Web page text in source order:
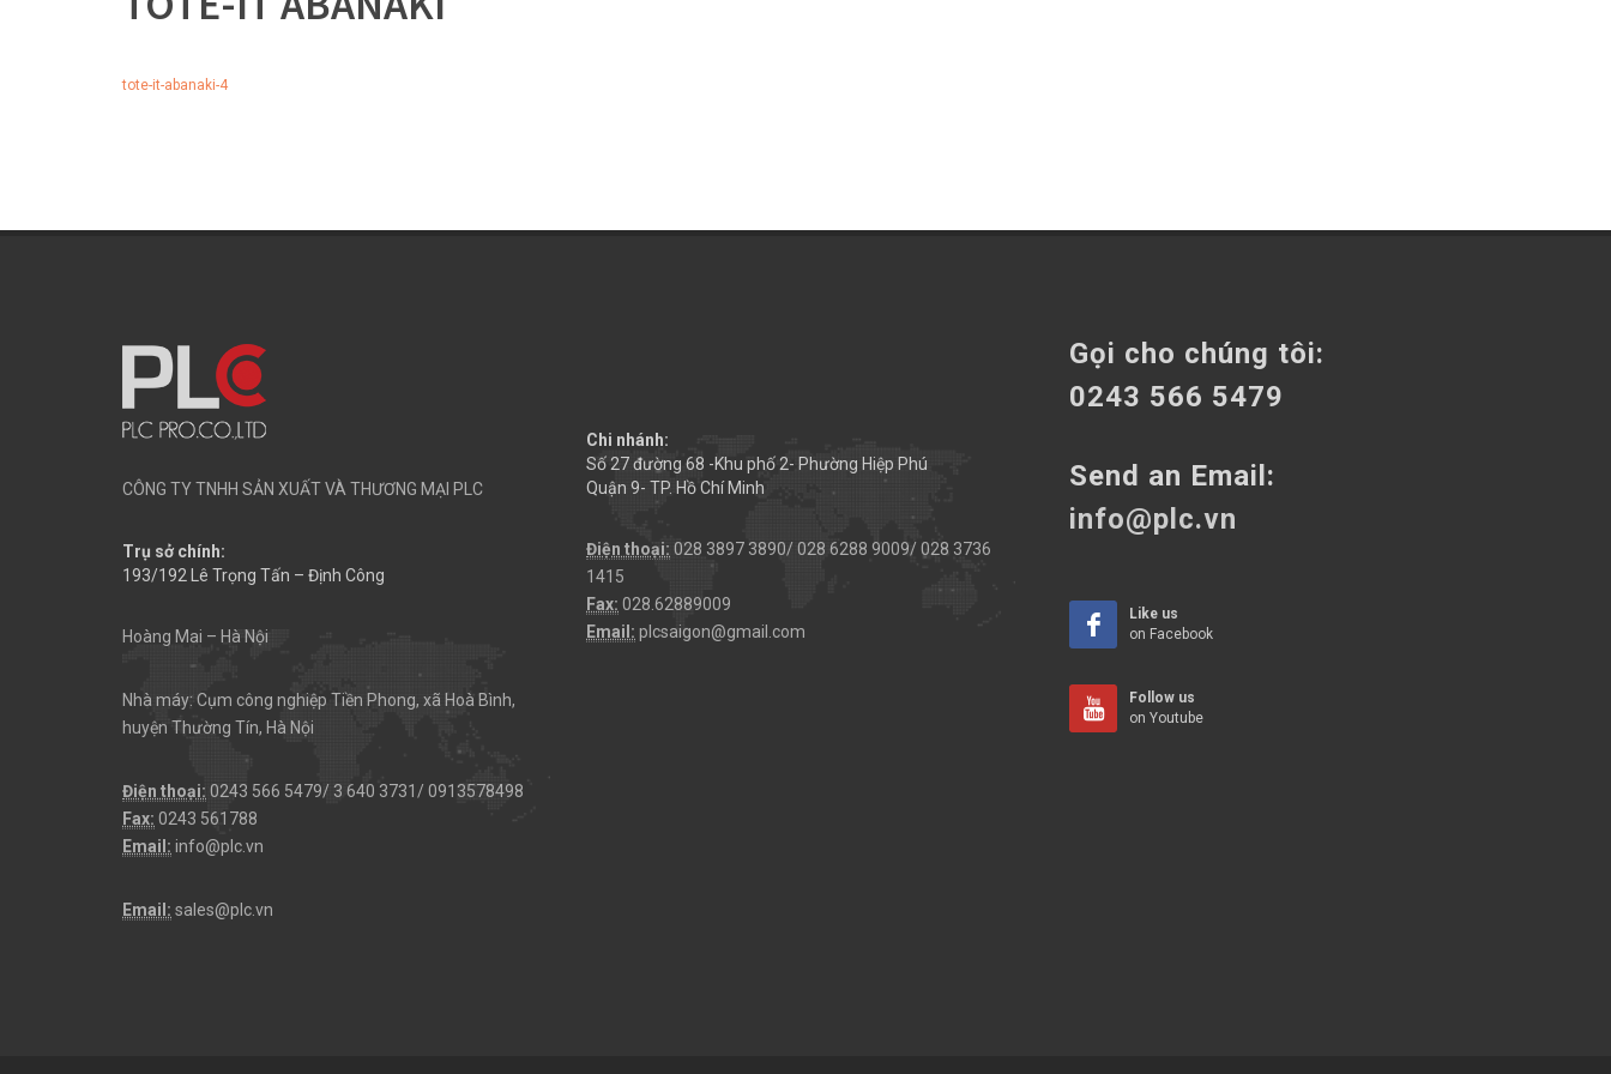
tote-it-abanaki-4
CÔNG TY TNHH SẢN XUẤT VÀ THƯƠNG MẠI PLC
Trụ sở chính:
193/192 Lê Trọng Tấn – Định Công
Hoàng Mai – Hà Nội
Nhà máy: Cụm công nghiệp Tiền Phong, xã Hoà Bình,
huyện Thường Tín, Hà Nội
Điện thoại: 0243 566 5479/ 3 640 3731/ 0913578498
Fax: 0243 561788
Email: info@plc.vn
Email: sales@plc.vn
Chi nhánh:
Số 27 đường 68 -Khu phố 2- Phường Hiệp Phú
Quận 9- TP. Hồ Chí Minh
Điện thoại: 028 3897 3890/ 028 6288 9009/ 028 3736
1415
Fax: 028.62889009
Email: plcsaigon@gmail.com
Gọi cho chúng tôi:
0243 566 5479
Send an Email:
info@plc.vn
Like us
on Facebook
Follow us
on Youtube